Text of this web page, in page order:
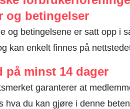
og betingelser
og betingelsene er satt opp i
kan enkelt finnes på
på minst 14 dager
garanterer at
hva du kan gjøre i denne